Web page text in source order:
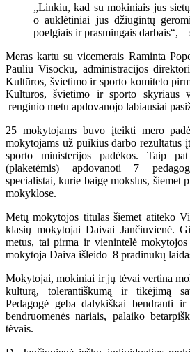
„Linkiu, kad su mokiniais jus
o auklėtiniai jus džiugintų
poelgiais ir prasmingais darbais“, –
Meras kartu su vicemerais Raminta
Pauliu Visocku, administracijos
Kultūros, švietimo ir sporto komiteto
Kultūros, švietimo ir sporto skyriaus
renginio metu apdovanojo labiausiai
25 mokytojams buvo įteikti mero
mokytojams už puikius darbo rezultatus
sporto ministerijos padėkos. Taip
(plaketėmis) apdovanoti 7
specialistai, kurie baigę mokslus, šiemet
mokyklose.
Metų mokytojos titulas šiemet atiteko
klasių mokytojai Daivai Jančiuvienė.
metus, tai pirma ir vienintelė
mokytoja Daiva išleido 8 pradinukų
Mokytojai, mokiniai ir jų tėvai vertina
kultūrą, tolerantiškumą ir tikėjimą
Pedagogė geba dalykiškai bendrauti
bendruomenės nariais, palaiko
tėvais.